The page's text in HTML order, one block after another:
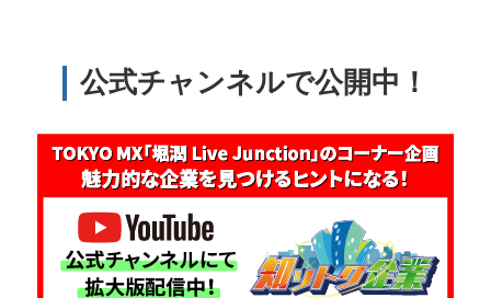
公式チャンネルで公開中！